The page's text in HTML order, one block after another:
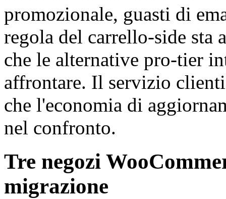
promozionale, guasti di
regola del carrello-side sta
che le alternative pro-tier
affrontare. Il servizio
che l'economia di
nel confronto.
Tre negozi
migrazione